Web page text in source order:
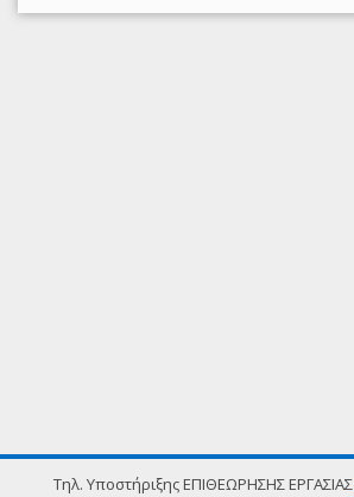
Τηλ. Υποστήριξης ΕΠΙΘΕΩΡΗΣΗΣ ΕΡΓΑΣΙΑΣ